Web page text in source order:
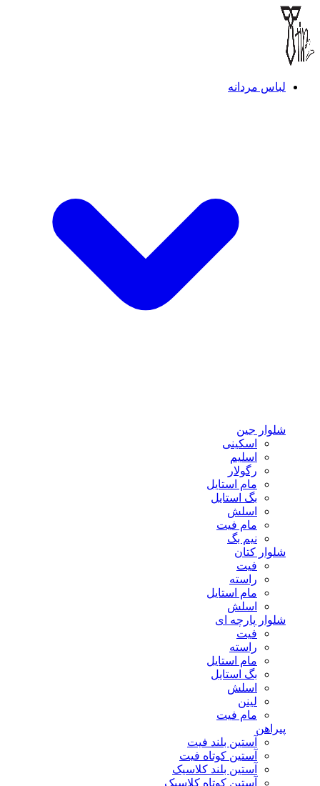
لباس مردانه
شلوار جین
اسکینی
اسلیم
رگولار
مام استایل
بگ استایل
اسلش
مام فیت
نیم بگ
شلوار کتان
فیت
راسته
مام استایل
اسلش
شلوار پارچه ای
فیت
راسته
مام استایل
بگ استایل
اسلش
لینن
مام فیت
پیراهن
آستین بلند فیت
آستین کوتاه فیت
آستین بلند کلاسیک
آستین کوتاه کلاسیک